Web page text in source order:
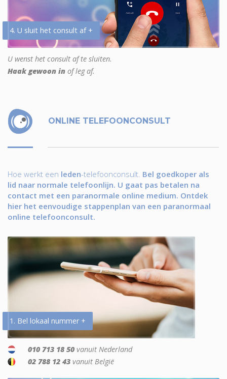
4. U sluit het consult af +
U wenst het consult af te sluiten.
Haak gewoon in of leg af.
ONLINE TELEFOONCONSULT
Hoe werkt een leden-telefoonconsult. Bel goedkoper als
lid naar normale telefoonlijn. U gaat pas betalen na
contact met een paranormale online medium. Ontdek
hier het eenvoudige stappenplan van een paranormaal
online telefoonconsult.
1. Bel lokaal nummer +
010 713 18 50 vanuit Nederland
02 788 12 43 vanuit België